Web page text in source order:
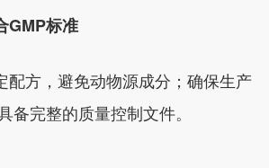
GMP标准
配方，避免动物源成分；确保生产
备完整的质量控制文件。